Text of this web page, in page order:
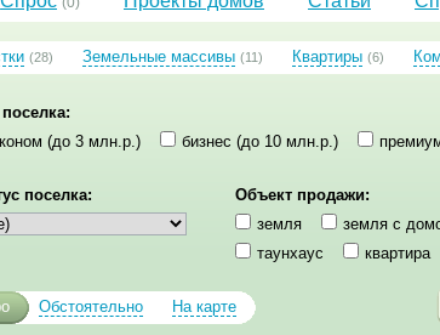
(28) Земельные массивы (11) Квартиры (6)
(до 3 млн.р.)
бизнес (до 10 млн.р.)
поселка:
Объект продажи:
земля
земля с
таунхаус
квартира
Обстоятельно На карте